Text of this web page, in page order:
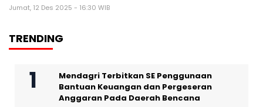
Jumat, 12 Des 2025 - 16:30 WIB
TRENDING
Mendagri Terbitkan SE Penggunaan
Bantuan Keuangan dan Pergeseran
Anggaran Pada Daerah Bencana